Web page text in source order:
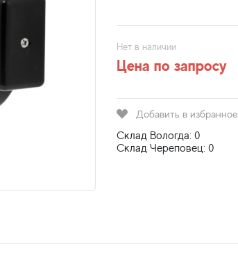
Нет в наличии
Цена по запросу
Добавить в избранное
Склад Вологда: 0
Склад Череповец: 0